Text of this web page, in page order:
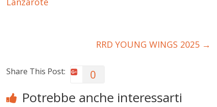
RRD YOUNG WINGS 2025 →
Share This Post: 0
Potrebbe anche interessarti